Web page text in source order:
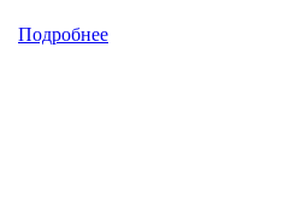
Подробнее